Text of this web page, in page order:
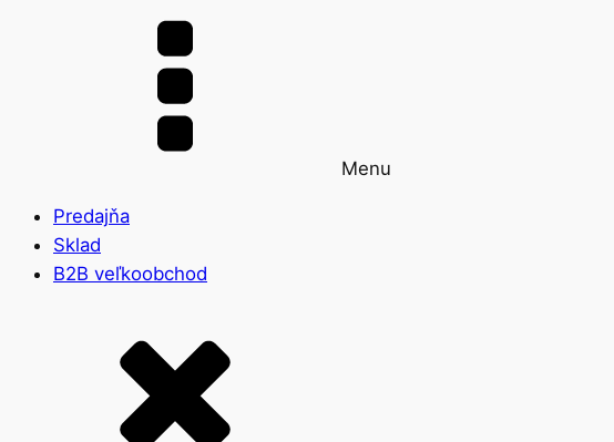
Menu
Predajňa
Sklad
B2B veľkoobchod